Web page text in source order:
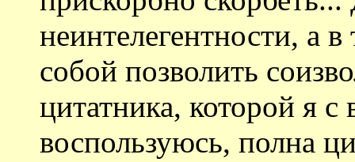
неинтелегентности, а
собой позволить
цитатника, которой я с
воспользуюсь, полна